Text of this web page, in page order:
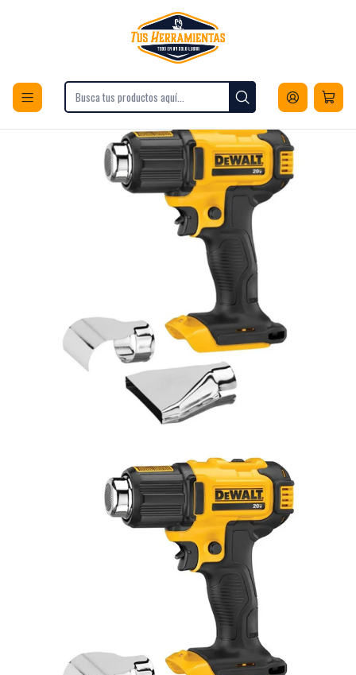
Envios a todo Chile
Herramientas Eléctricas
Pistola De Calor 20v Sin Batería Dewalt Dce530b